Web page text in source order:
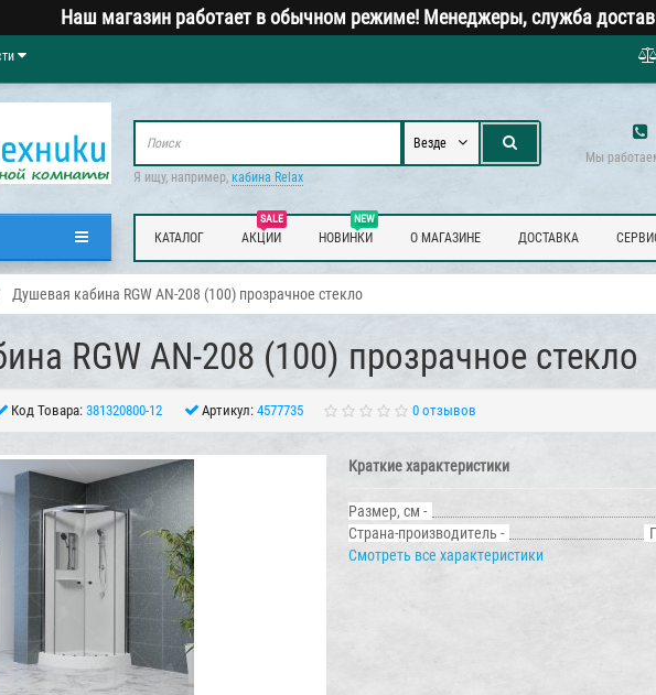
Наш магазин работает в обычном режиме! Менеджеры, служба
Мы
Везде
Я ищу, например, кабина Relax
КАТАЛОГ
SALE
АКЦИИ
NEW
НОВИНКИ О МАГАЗИНЕ ДОСТАВКА
Душевая кабина RGW AN-208 (100) прозрачное стекло
RGW AN-208 (100) прозрачное стекло
Код Товара: 381320800-12 Артикул: 4577735 0 отзывов
Краткие характеристики
Размер, см -
Страна-производитель -
Смотреть все характеристики